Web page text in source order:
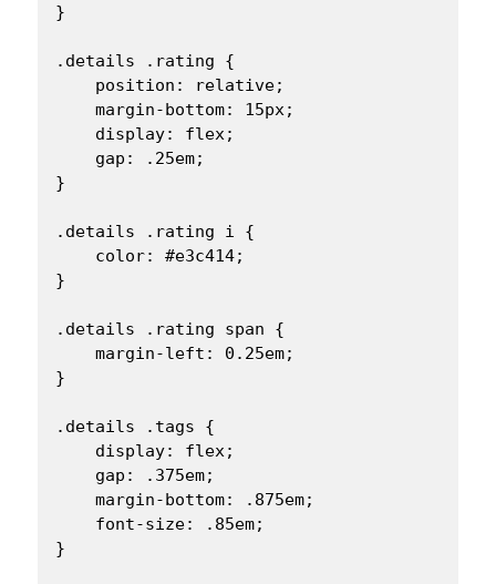
}
.details .rating {
    position: relative;
    margin-bottom: 15px;
    display: flex;
    gap: .25em;
}
.details .rating i {
    color: #e3c414;
}
.details .rating span {
    margin-left: 0.25em;
}
.details .tags {
    display: flex;
    gap: .375em;
    margin-bottom: .875em;
    font-size: .85em;
}